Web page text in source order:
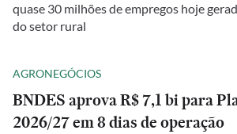
quase 30 milhões de empregos hoje
do setor rural
AGRONEGÓCIOS
BNDES aprova R$ 7,1 bi para
2026/27 em 8 dias de operação